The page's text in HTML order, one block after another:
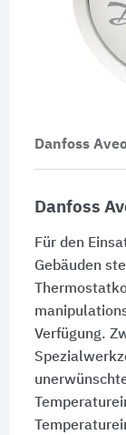
Danfoss
Danfoss
Für den
Gebäuden
Verfügung.